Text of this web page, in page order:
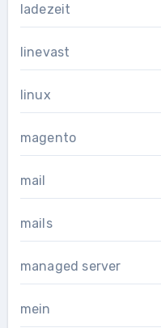
ladezeit
linevast
linux
magento
mail
mails
managed server
mein